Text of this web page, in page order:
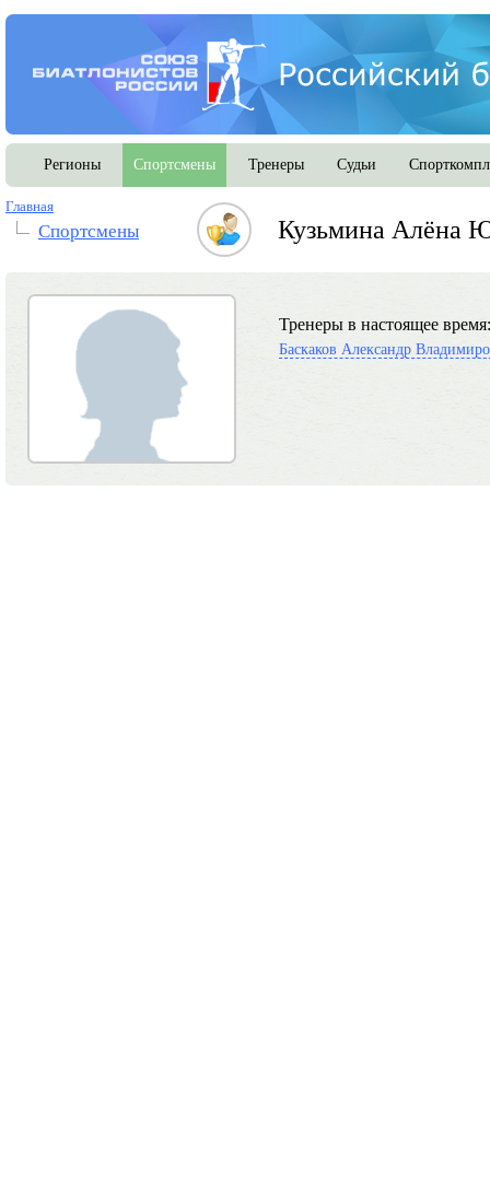
Регионы Спортсмены Тренеры Судьи
Главная
Спортсмены Кузьмина Алёна
Тренеры в настоящее время:
Баскаков Александр